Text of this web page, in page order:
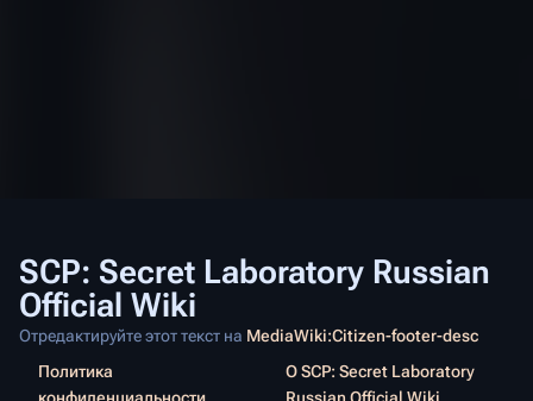
SCP: Secret Laboratory Russian
Official Wiki
Отредактируйте этот текст на MediaWiki:Citizen-footer-desc
Политика
О SCP: Secret Laboratory